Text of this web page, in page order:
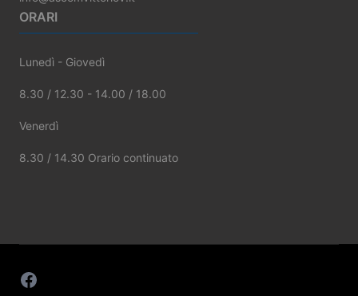
ORARI
Lunedì - Giovedì
8.30 / 12.30 - 14.00 / 18.00
Venerdì
8.30 / 14.30 Orario continuato
Facebook